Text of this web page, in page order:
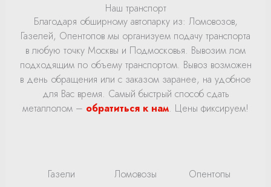
Наш транспорт
Благодаря обширному автопарку из: Ломовозов,
Газелей, Опентопов мы организуем подачу транспорта
в любую точку Москвы и Подмосковья. Вывозим лом
подходящим по объему транспортом. Вывоз возможен
в день обращения или с заказом заранее, на удобное
для Вас время. Самый быстрый способ сдать
металлолом – обратиться к нам. Цены фиксируем!
Газели
Ломовозы
Опентопы